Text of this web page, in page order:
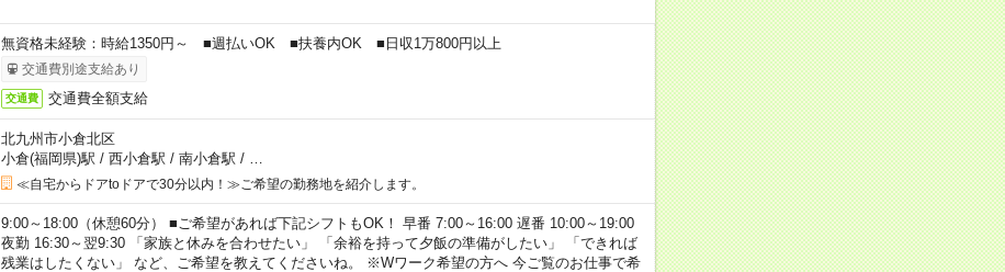
無資格未経験：時給1350円～ ■週払いOK ■扶養内OK ■日収1万800円以上
交通費別途支給あり
交通費 交通費全額支給
北九州市小倉北区
小倉(福岡県)駅 / 西小倉駅 / 南小倉駅 /
≪自宅からドアtoドアで30分以内！≫ご希望の勤務地を紹介します。
9:00～18:00（休憩60分） ■ご希望があれば下記シフトもOK！ 早番 7:00～16:00 遅番 10:00～19:00
夜勤 16:30～翌9:30 「家族と休みを合わせたい」 「余裕を持って夕飯の準備がしたい」 「できれば
残業はしたくない」 など、ご希望を教えてくださいね。 ※Wワーク希望の方へ 今ご覧のお仕事で希